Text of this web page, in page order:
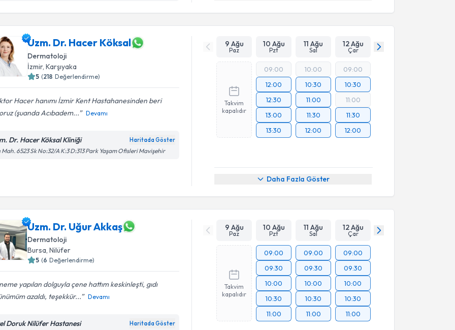
Uzm. Dr. Hacer Köksal
Dermatoloji
İzmir,Karşıyaka
5 (218 Değerlendirme)
Hacer hanımı İzmir Kent Hastahanesinden beri
(şuanda Acıbadem...
Devamı
Dr. Hacer Köksal Kliniği Haritada Göster
Mah. 6523 Sk No:32/A K:3 D:313 Park Yaşam Ofisleri Mavişehir
9 Ağu
Paz
10 Ağu
Pzt
11 Ağu
Sal
12 Ağu
Çar
Takvim
kapalıdır
09:00
12:00
12:30
13:00
13:30
10:00
10:30
11:00
11:30
12:00
09:00
10:30
11:00
11:30
12:00
Daha Fazla Göster
Uzm. Dr. Uğur Akkaş
Dermatoloji
Bursa,Nilüfer
5 (6 Değerlendirme)
yapılan dolguyla çene hattım keskinleşti, gıdı
azaldı, teşekkür...
Devamı
Doruk Nilüfer Hastanesi Haritada Göster
9 Ağu
Paz
10 Ağu
Pzt
11 Ağu
Sal
12 Ağu
Çar
Takvim
kapalıdır
09:00
09:30
10:00
10:30
11:00
09:00
09:30
10:00
10:30
11:00
09:00
09:30
10:00
10:30
11:00